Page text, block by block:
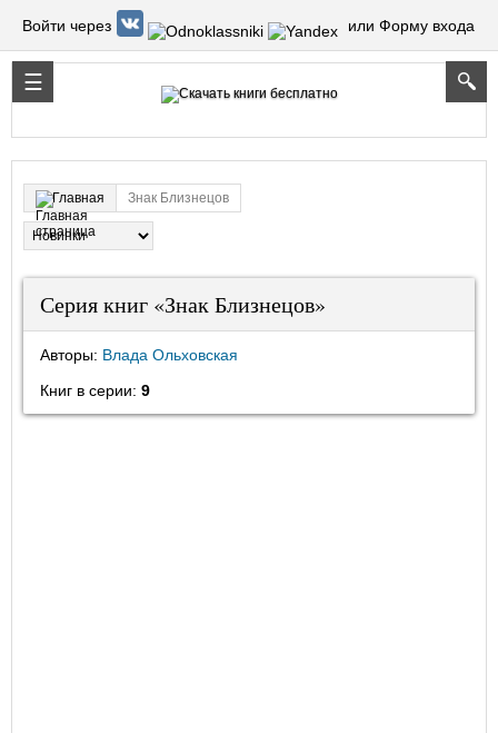
Войти через или Форму входа
Главная Знак Близнецов
Серия книг «Знак Близнецов»
Авторы: Влада Ольховская
Книг в серии: 9